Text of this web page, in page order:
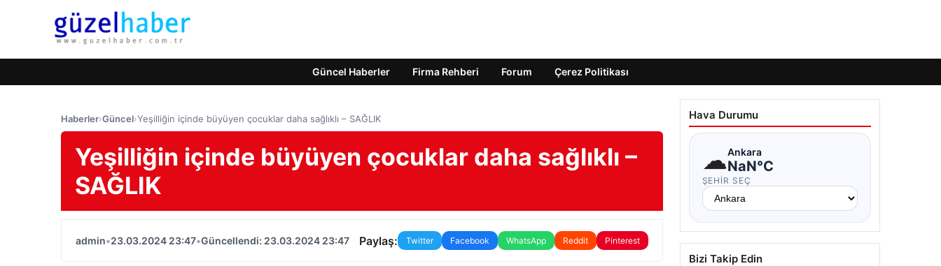
Güncel Haberler Firma Rehberi Forum Çerez Politikası
Haberler›Güncel›Yeşilliğin içinde büyüyen çocuklar daha sağlıklı – SAĞLIK
Yeşilliğin içinde büyüyen çocuklar daha sağlıklı –
SAĞLIK
admin•23.03.2024 23:47•Güncellendi: 23.03.2024 23:47 Paylaş: Twitter Facebook WhatsApp Reddit Pinterest
Hava Durumu
☁Ankara
NaN°C
ŞEHIR SEÇ
Bizi Takip Edin